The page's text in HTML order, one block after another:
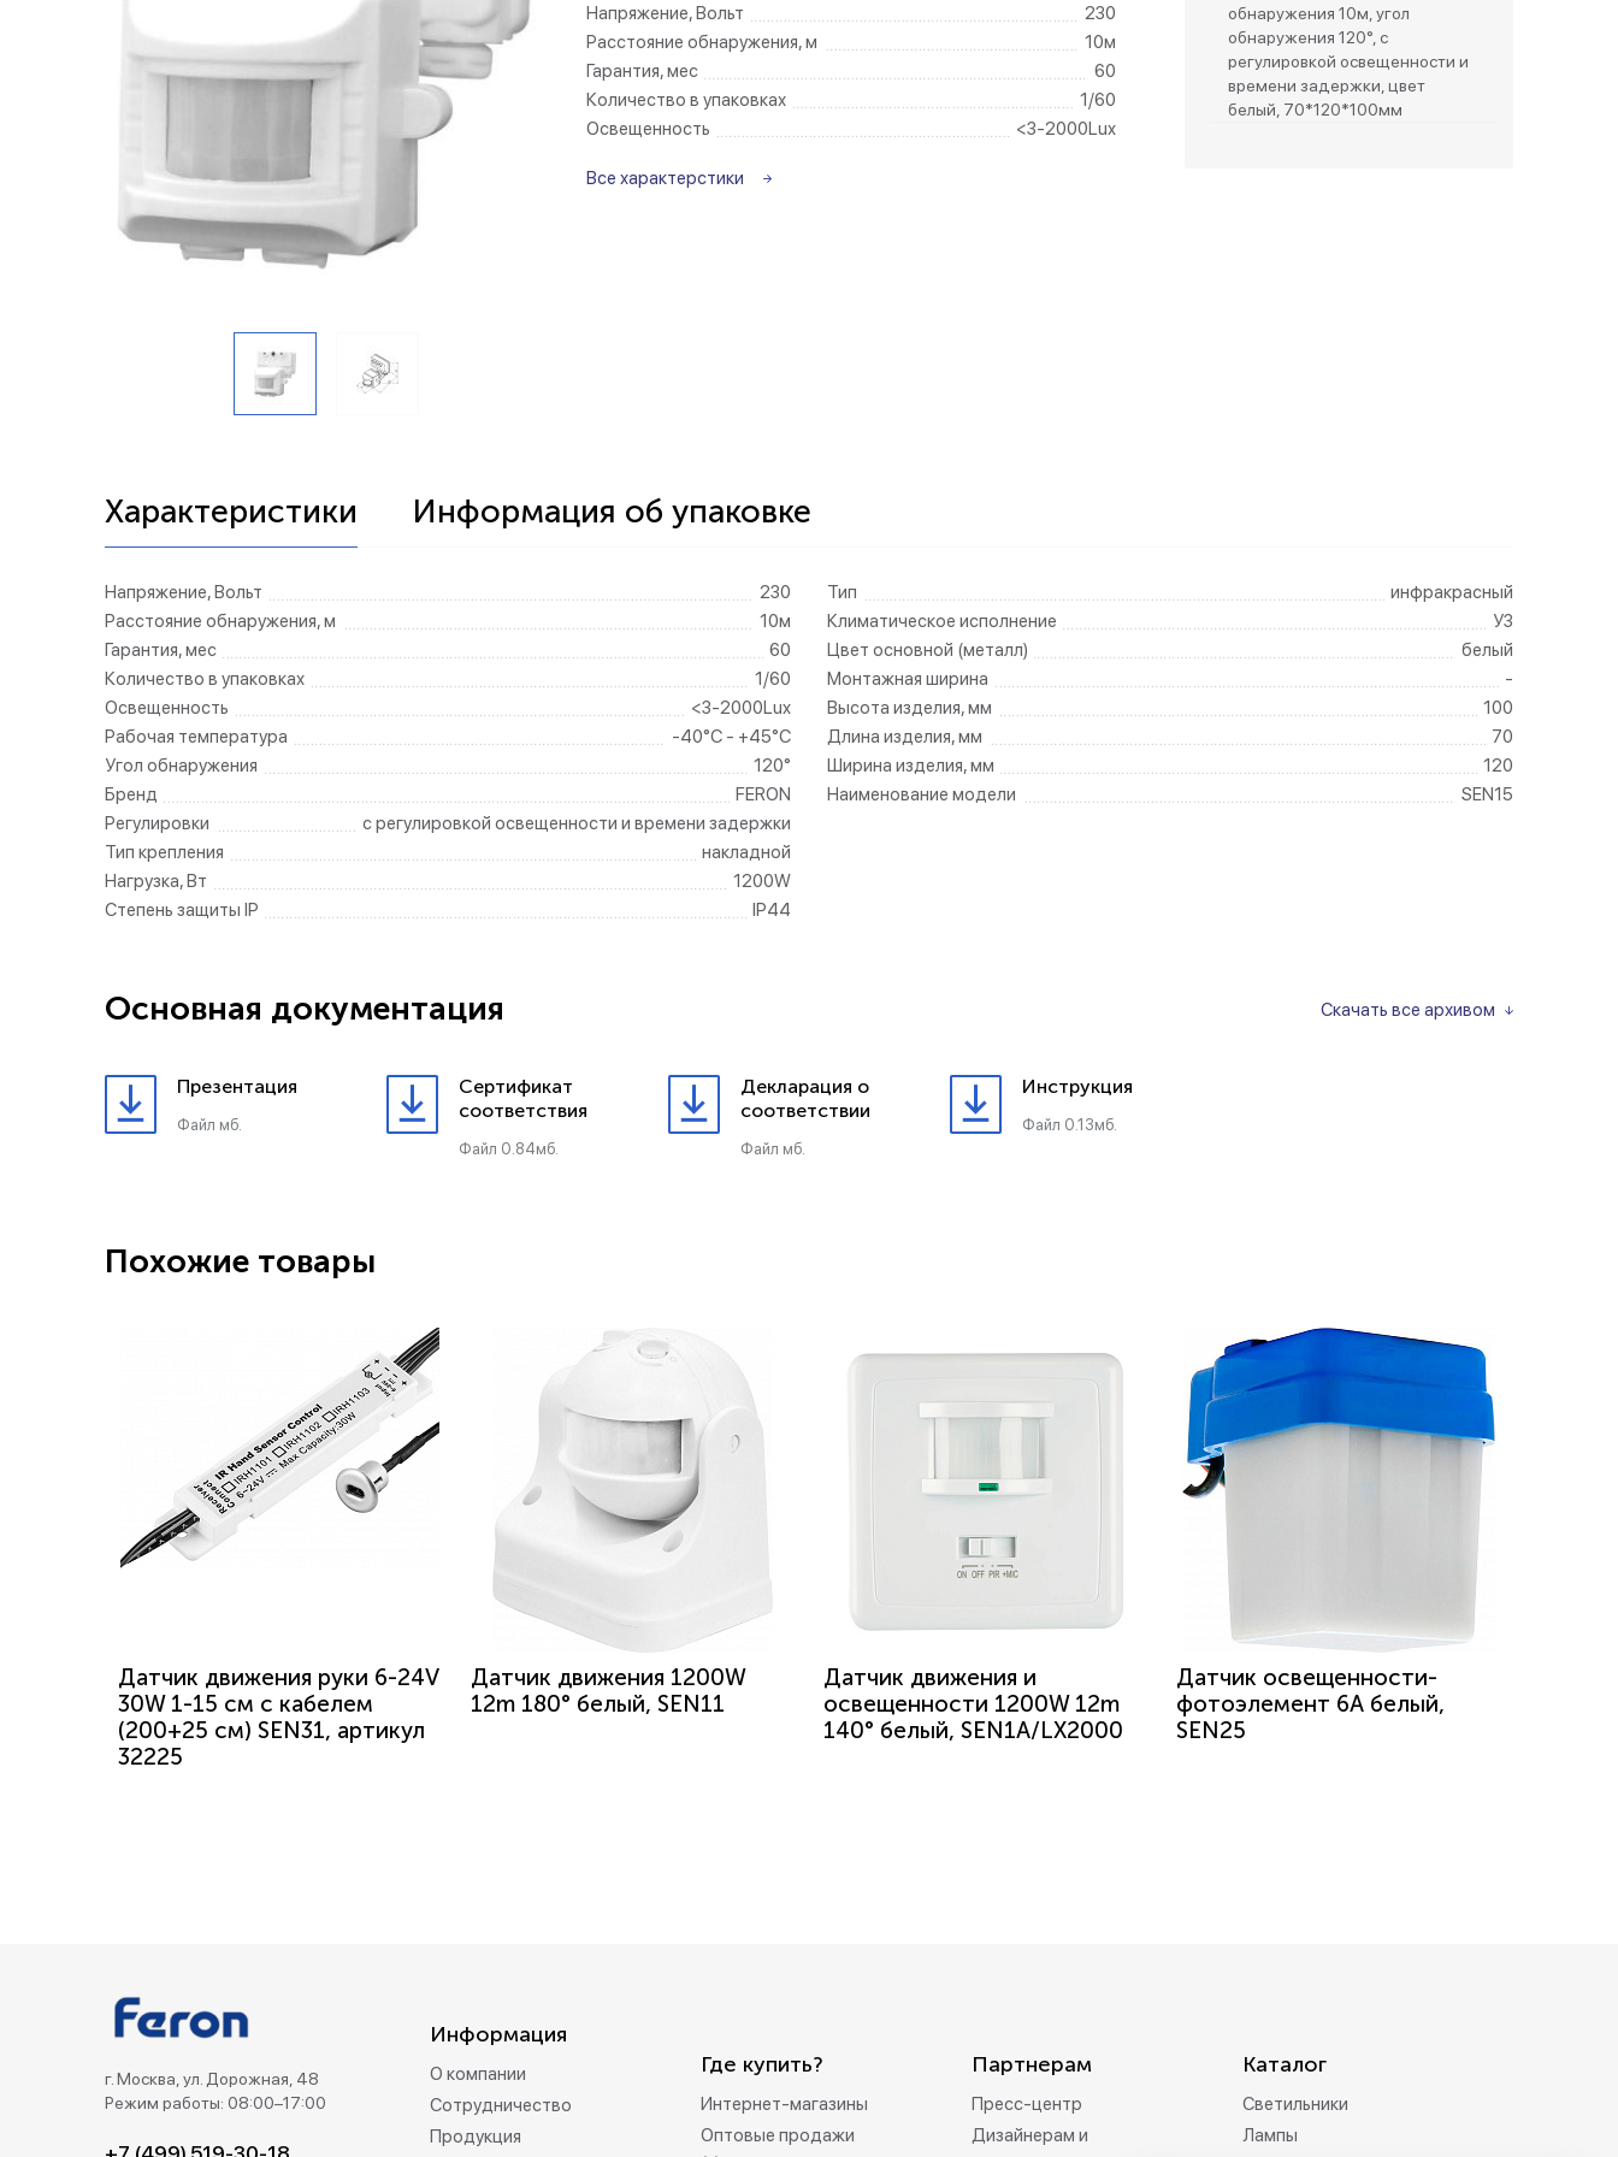
Беспроводные выключатели Беспроводные розетки
Розетки садово-парковые
Напряжение, Вольт
230
Расстояние обнаружения, м
10м
Гарантия, мес
60
Количество в упаковках
1/60
Освещенность
<3-2000Lux
Все характерстики
обнаружения 10м, угол
обнаружения 120°, с
регулировкой освещенности и
времени задержки, цвет
белый, 70*120*100мм
Характеристики Информация об упаковке
Напряжение, Вольт
230
Расстояние обнаружения, м
10м
Гарантия, мес
60
Количество в упаковках
1/60
Освещенность
<3-2000Lux
Рабочая температура
-40°C - +45°C
Угол обнаружения
120°
Бренд
FERON
Регулировки
с регулировкой освещенности и времени задержки
Тип крепления
накладной
Нагрузка, Вт
1200W
Степень защиты IP
IP44
Тип
инфракрасный
Климатическое исполнение
У3
Цвет основной (металл)
белый
Монтажная ширина
-
Высота изделия, мм
100
Длина изделия, мм
70
Ширина изделия, мм
120
Наименование модели
SEN15
Скачать все архивом
Основная документация
Презентация
Файл мб.
Сертификат
соответствия
Файл 0.84мб.
Декларация о
соответствии
Файл мб.
Инструкция
Файл 0.13мб.
Похожие товары
Датчик движения руки 6-24V
30W 1-15 см с кабелем
(200+25 см) SEN31, артикул
32225
Датчик движения 1200W
12m 180° белый, SEN11
Датчик движения и
освещенности 1200W 12m
140° белый, SEN1A/LX2000
Датчик освещенности-
фотоэлемент 6А белый,
SEN25
г. Москва, ул. Дорожная, 48
Режим работы: 08:00–17:00
Информация
О компании
Сотрудничество
Продукция
Где купить?
Интернет-магазины
Оптовые продажи
Партнерам
Пресс-центр
Дизайнерам и
Каталог
Светильники
Лампы